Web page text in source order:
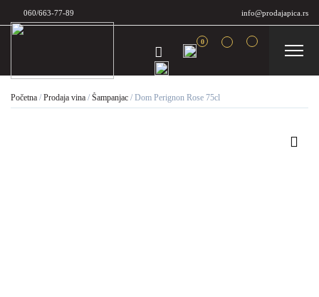
060/663-77-89 info@prodajapica.rs
0
Početna / Prodaja vina / Šampanjac / Dom Perignon Rose 75cl